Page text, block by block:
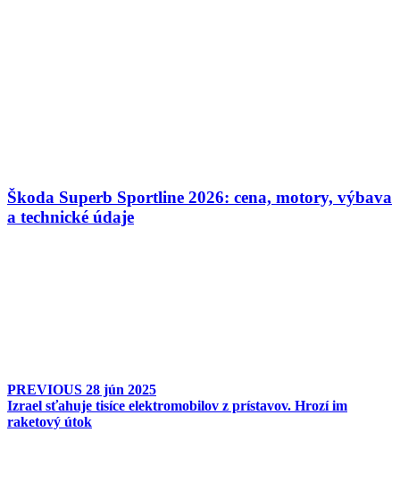
Škoda Superb Sportline 2026: cena, motory, výbava
a technické údaje
PREVIOUS 28 jún 2025
Izrael sťahuje tisíce elektromobilov z prístavov. Hrozí im
raketový útok